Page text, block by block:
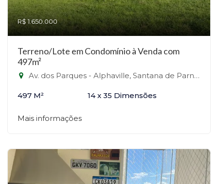
R$ 1.650.000
Terreno/Lote em Condomínio à Venda com
497m²
Av. dos Parques - Alphaville, Santana de Parnaíba-SP
497 M² 14 x 35 Dimensões
Mais informações